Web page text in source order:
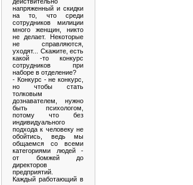
напряженный и скидки
на то, что среди
сотрудников милиции
много женщин, никто
не делает. Некоторые
не справляются,
уходят... Скажите, есть
какой -то конкурс
сотрудников при
наборе в отделение?
- Конкурс - не конкурс,
но чтобы стать
толковым
дознавателем, нужно
быть психологом,
потому что без
индивидуального
подхода к человеку не
обойтись, ведь мы
общаемся со всеми
категориями людей -
от бомжей до
директоров
предприятий.
Каждый работающий в